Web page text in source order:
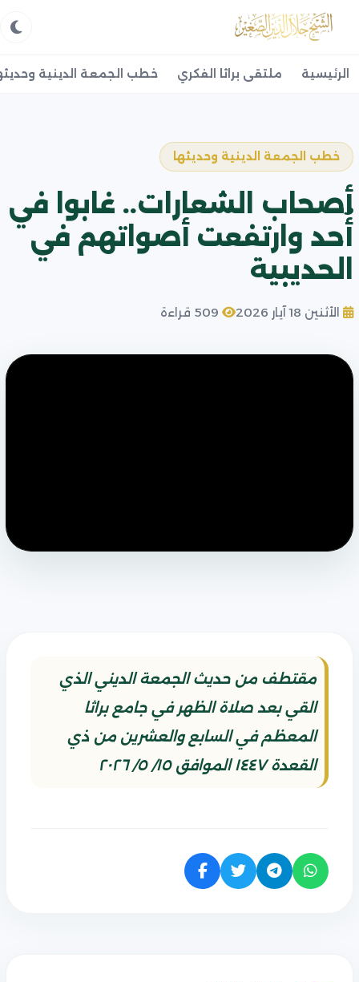
الرئيسية ملتقى براثا الفكري خطب الجمعة الدينية
خطب الجمعة الدينية وحديثها
أصحاب الشعارات.. غابوا في
أُحد وارتفعت أصواتهم في
الحديبية
الأثنين 18 آيار 2026
مقتطف من حديث الجمعة الديني الذي
القي بعد صلاة الظهر في جامع براثا
المعظم في السابع والعشرين من ذي
القعدة ١٤٤٧ الموافق ١٥/ ٥/ ٢٠٢٦